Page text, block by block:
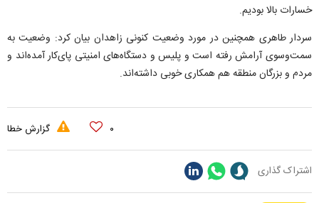
خسارات بالا بودیم.
سردار طاهری همچنین در مورد وضعیت کنونی زاهدان بیان کرد: وضعیت به
سمت‌وسوی آرامش رفته است و پلیس و دستگاه‌های امنیتی پای‌کار آمده‌اند و
مردم و بزرگان منطقه هم همکاری خوبی داشته‌اند.
۰ گزارش خطا
اشتراک گذاری